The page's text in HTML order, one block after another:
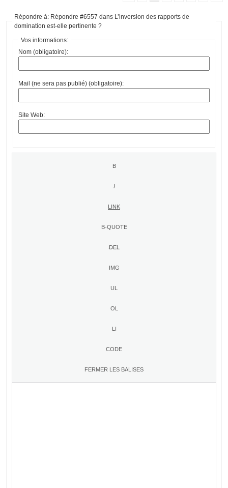
Répondre à: Répondre #6557 dans L’inversion des rapports de
domination est-elle pertinente ?
Vos informations:
Nom (obligatoire):
Mail (ne sera pas publié) (obligatoire):
Site Web: